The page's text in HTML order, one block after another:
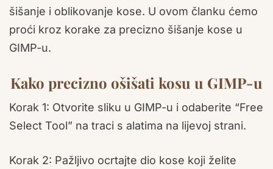
šišanje i oblikovanje kose. U ovom članku ćemo
proći kroz korake za precizno šišanje kose u
GIMP-u.
Kako precizno ošišati kosu u GIMP-u
Korak 1: Otvorite sliku u GIMP-u i odaberite “Free
Select Tool” na traci s alatima na lijevoj strani.
Korak 2: Pažljivo ocrtajte dio kose koji želite